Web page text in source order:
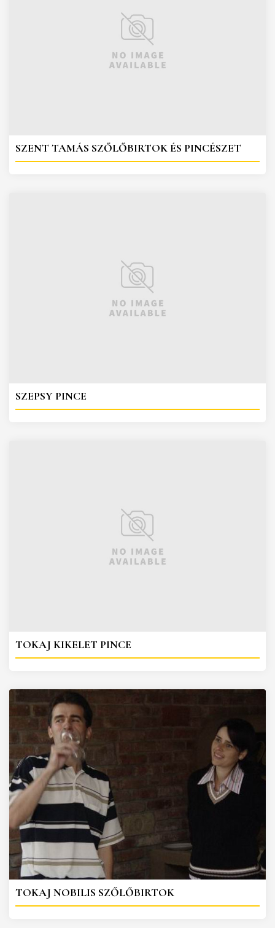
SZENT TAMÁS SZŐLŐBIRTOK ÉS PINCÉSZET
SZEPSY PINCE
TOKAJ KIKELET PINCE
TOKAJ NOBILIS SZŐLŐBIRTOK